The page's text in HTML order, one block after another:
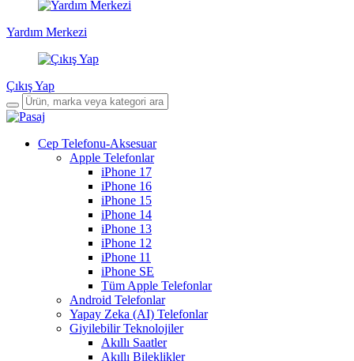
Yardım Merkezi
Çıkış Yap
Cep Telefonu-Aksesuar
Apple Telefonlar
iPhone 17
iPhone 16
iPhone 15
iPhone 14
iPhone 13
iPhone 12
iPhone 11
iPhone SE
Tüm Apple Telefonlar
Android Telefonlar
Yapay Zeka (AI) Telefonlar
Giyilebilir Teknolojiler
Akıllı Saatler
Akıllı Bileklikler